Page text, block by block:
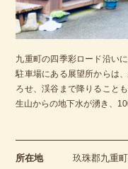
九重町の四季彩ロード沿い
駐車場にある展望所からは
ろせ、渓谷まで降りること
生山からの地下水が湧き、
所在地 玖珠郡九重